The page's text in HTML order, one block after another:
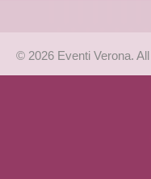
© 2026 Eventi Verona.